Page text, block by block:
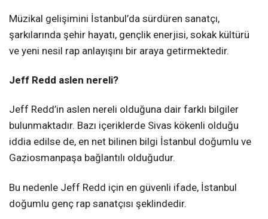
Müzikal gelişimini İstanbul’da sürdüren sanatçı,
şarkılarında şehir hayatı, gençlik enerjisi, sokak kültürü
ve yeni nesil rap anlayışını bir araya getirmektedir.
Jeff Redd aslen nereli?
Jeff Redd’in aslen nereli olduğuna dair farklı bilgiler
bulunmaktadır. Bazı içeriklerde Sivas kökenli olduğu
iddia edilse de, en net bilinen bilgi İstanbul doğumlu ve
Gaziosmanpaşa bağlantılı olduğudur.
Bu nedenle Jeff Redd için en güvenli ifade, İstanbul
doğumlu genç rap sanatçısı şeklindedir.